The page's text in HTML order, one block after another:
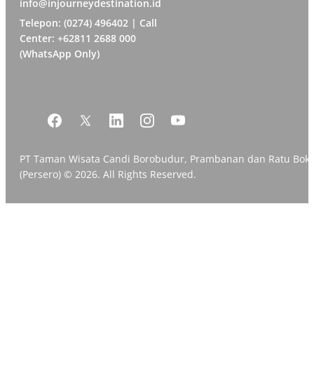
info@injourneydestination.id
Telepon: (0274) 496402 | Call
Center: +62811 2688 000
(WhatsApp Only)
PT Taman Wisata Candi Borobudur, Prambanan dan Ratu
(Persero) © 2026. All Rights Reserved.